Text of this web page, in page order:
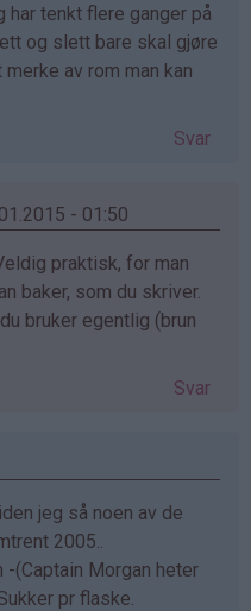
har tenkt flere ganger på
og slett bare skal gjøre
av rom man kan
Svar
- 01:50
praktisk, for man
baker, som du skriver.
bruker egentlig (brun
Svar
jeg så noen av de
2005..
-(Captain Morgan heter
pr flaske.